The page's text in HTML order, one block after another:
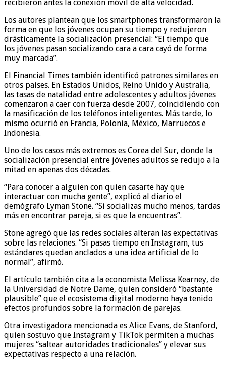
recibieron antes la conexión móvil de alta velocidad.
Los autores plantean que los smartphones transformaron la
forma en que los jóvenes ocupan su tiempo y redujeron
drásticamente la socialización presencial: “El tiempo que
los jóvenes pasan socializando cara a cara cayó de forma
muy marcada”.
El Financial Times también identificó patrones similares en
otros países. En Estados Unidos, Reino Unido y Australia,
las tasas de natalidad entre adolescentes y adultos jóvenes
comenzaron a caer con fuerza desde 2007, coincidiendo con
la masificación de los teléfonos inteligentes. Más tarde, lo
mismo ocurrió en Francia, Polonia, México, Marruecos e
Indonesia.
Uno de los casos más extremos es Corea del Sur, donde la
socialización presencial entre jóvenes adultos se redujo a la
mitad en apenas dos décadas.
“Para conocer a alguien con quien casarte hay que
interactuar con mucha gente”, explicó al diario el
demógrafo Lyman Stone. “Si socializas mucho menos, tardas
más en encontrar pareja, si es que la encuentras”.
Stone agregó que las redes sociales alteran las expectativas
sobre las relaciones. “Si pasas tiempo en Instagram, tus
estándares quedan anclados a una idea artificial de lo
normal”, afirmó.
El artículo también cita a la economista Melissa Kearney, de
la Universidad de Notre Dame, quien consideró “bastante
plausible” que el ecosistema digital moderno haya tenido
efectos profundos sobre la formación de parejas.
Otra investigadora mencionada es Alice Evans, de Stanford,
quien sostuvo que Instagram y TikTok permiten a muchas
mujeres “saltear autoridades tradicionales” y elevar sus
expectativas respecto a una relación.